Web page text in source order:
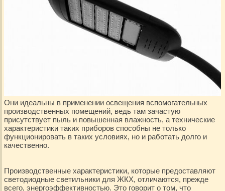
Они идеальны в применении освещения вспомогательных
производственных помещений, ведь там зачастую
присутствует пыль и повышенная влажность, а технические
характеристики таких приборов способны не только
функционировать в таких условиях, но и работать долго и
качественно.
Производственные характеристики, которые предоставляют
светодиодные светильники для ЖКХ, отличаются, прежде
всего, энергоэффективностью. Это говорит о том, что